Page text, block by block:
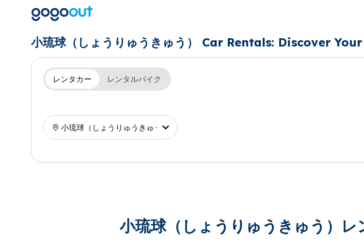
小琉球（しょうりゅうきゅう） Car Rentals: Discover
レンタカー レンタルバイク
小琉球（しょうりゅうきゅう）